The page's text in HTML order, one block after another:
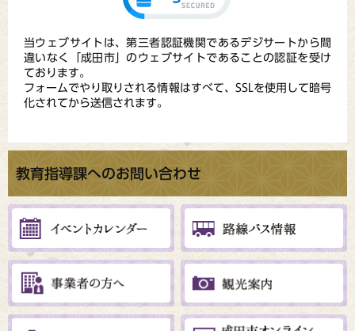
当ウェブサイトは、第三者認証機関であるデジサートから間
違いなく「成田市」のウェブサイトであることの認証を受け
ております。
フォームでやり取りされる情報はすべて、SSLを使用して暗号
化されてから送信されます。
教育指導課へのお問い合わせ